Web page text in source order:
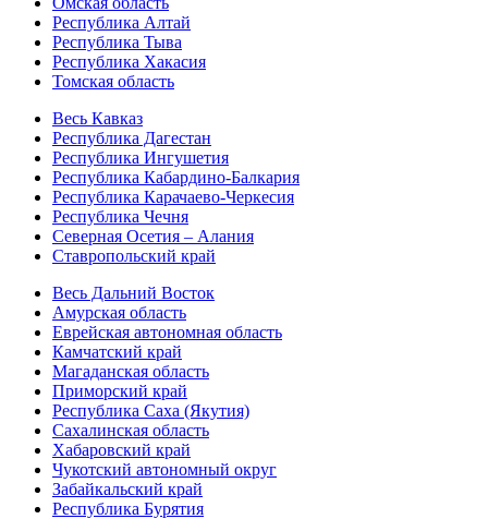
Республика Алтай
Республика Тыва
Республика Хакасия
Томская область
Весь Кавказ
Республика Дагестан
Республика Ингушетия
Республика Кабардино-Балкария
Республика Карачаево-Черкесия
Республика Чечня
Северная Осетия – Алания
Ставропольский край
Весь Дальний Восток
Амурская область
Еврейская автономная область
Камчатский край
Магаданская область
Приморский край
Республика Саха (Якутия)
Сахалинская область
Хабаровский край
Чукотский автономный округ
Забайкальский край
Республика Бурятия